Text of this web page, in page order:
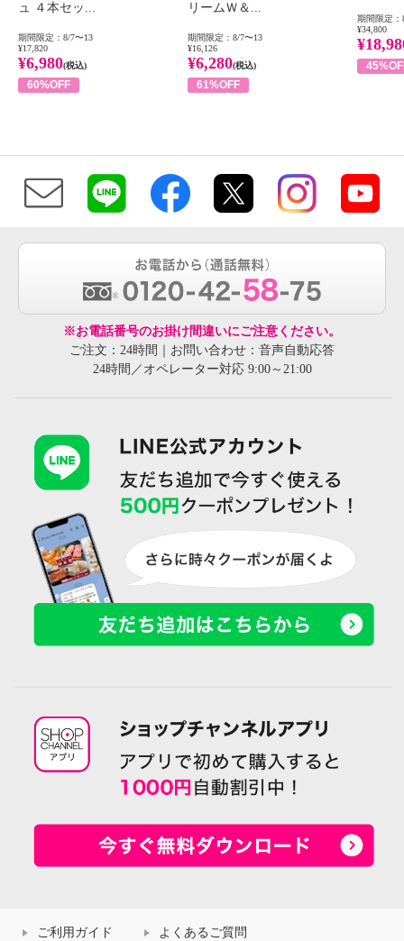
ュ ４本セッ...
期間限定：8/7〜13
¥17,820
¥6,980(税込)
60%OFF
リームＷ＆...
期間限定：8/7〜13
¥16,126
¥6,280(税込)
61%OFF
期間限定：
¥34,800
※お電話番号のお掛け間違いにご注意ください。
ご注文：24時間｜お問い合わせ：音声自動応答
24時間／オペレーター対応 9:00～21:00
ご利用ガイド よくあるご質問